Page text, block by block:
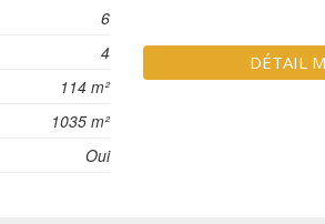
6
4
114 m²
1035 m²
Oui
DÉTAIL